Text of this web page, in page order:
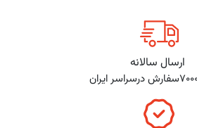
ارسال سالانه